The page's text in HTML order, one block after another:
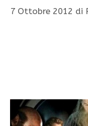
7 Ottobre 2012 di